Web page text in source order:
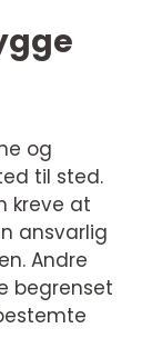
og
til sted.
kreve at
ansvarlig
Andre
begrenset